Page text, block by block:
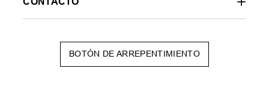
BOTÓN DE ARREPENTIMIENTO